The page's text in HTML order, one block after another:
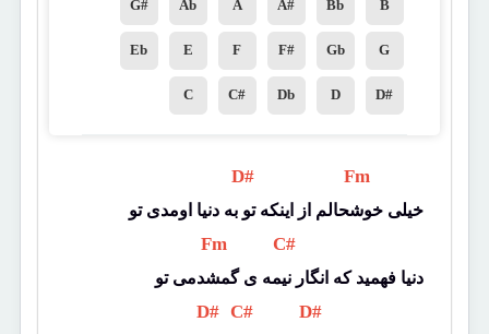
B
Bb
A#
A
Ab
G#
G
Gb
F#
F
E
Eb
D#
D
Db
C#
C
D# Fm
خیلی خوشحالم از اینکه تو به دنیا اومدی تو
Fm C#
دنیا فهمید که انگار نیمه ی گمشدمی تو
D# C# D#